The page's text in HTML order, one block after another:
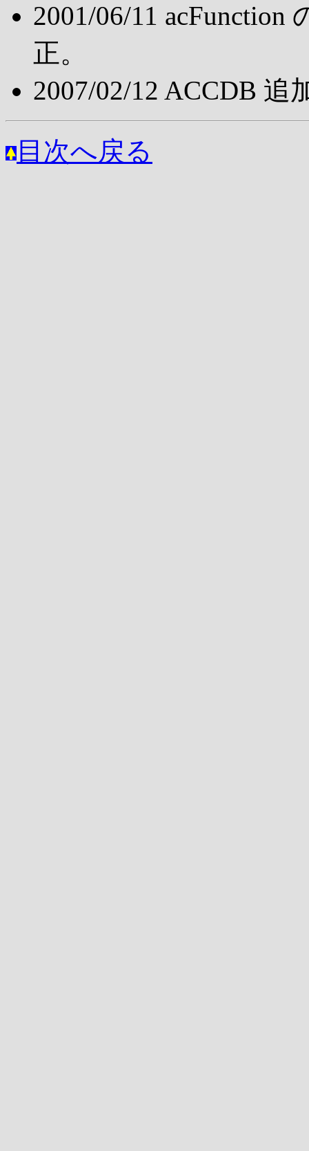
2001/06/11
正。
2007/02/12 ACCDB 追
目次へ戻る